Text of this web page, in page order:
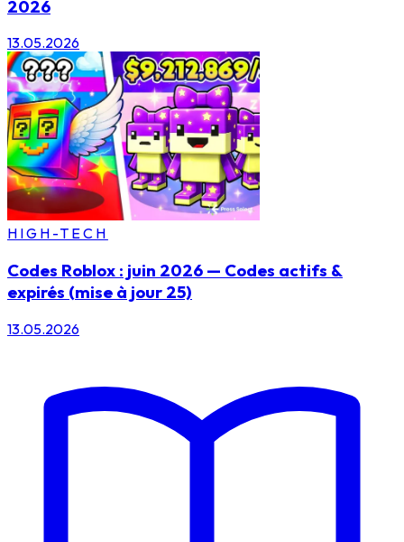
2026
13.05.2026
HIGH-TECH
Codes Roblox : juin 2026 — Codes actifs &
expirés (mise à jour 25)
13.05.2026